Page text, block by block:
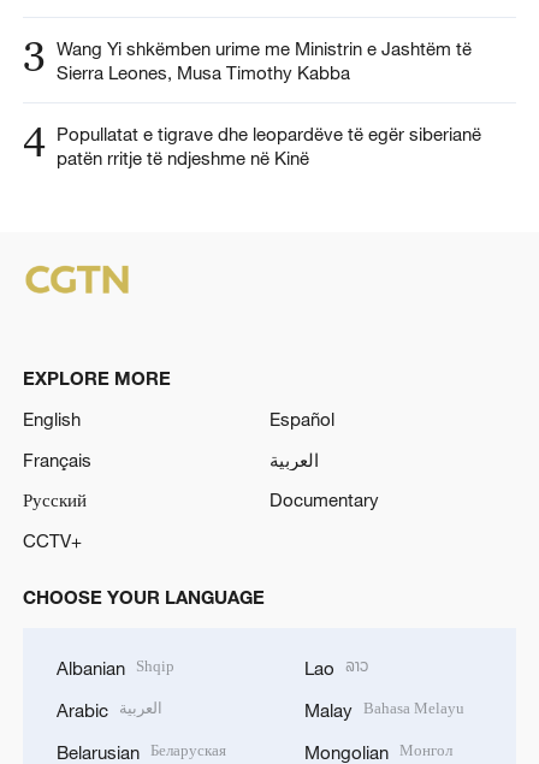
3 Wang Yi shkëmben urime me Ministrin e Jashtëm të
Sierra Leones, Musa Timothy Kabba
4 Popullatat e tigrave dhe leopardëve të egër siberianë
patën rritje të ndjeshme në Kinë
EXPLORE MORE
English
Español
Français
العربية
Русский
Documentary
CCTV+
CHOOSE YOUR LANGUAGE
Albanian Shqip
Arabic العربية
Belarusian Беларуская
Lao ລາວ
Malay Bahasa Melayu
Mongolian Монгол